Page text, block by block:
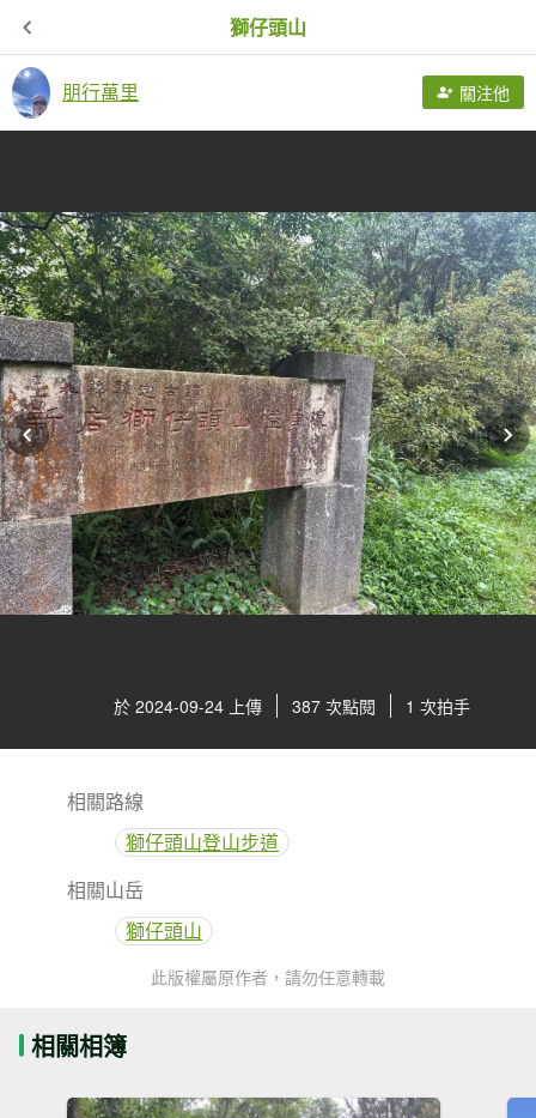
獅仔頭山
朋行萬里 關注他
於 2024-09-24 上傳 387 次點閱 1 次拍手
相關路線
獅仔頭山登山步道
相關山岳
獅仔頭山
此版權屬原作者，請勿任意轉載
相關相簿